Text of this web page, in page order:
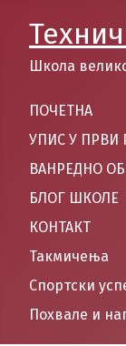
Школа
ПОЧЕТНА
УПИС У ПРВИ
ВАНРЕДНО
БЛОГ ШКОЛЕ
КОНТАКТ
Такмичења
Спортски
Похвале и